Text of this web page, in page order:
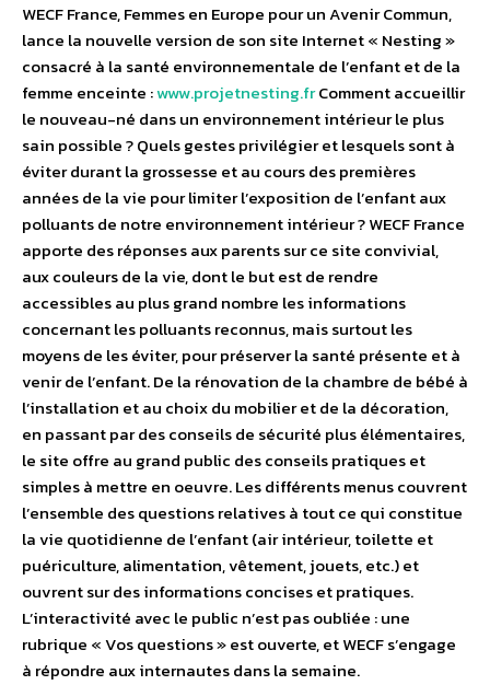
WECF France, Femmes en Europe pour un Avenir Commun,
lance la nouvelle version de son site Internet « Nesting »
consacré à la santé environnementale de l’enfant et de la
femme enceinte :www.projetnesting.frComment accueillir
le nouveau-né dans un environnement intérieur le plus
sain possible ? Quels gestes privilégier et lesquels sont à
éviter durant la grossesse et au cours des premières
années de la vie pour limiter l’exposition de l’enfant aux
polluants de notre environnement intérieur ? WECF France
apporte des réponses aux parents sur ce site convivial,
aux couleurs de la vie, dont le but est de rendre
accessibles au plus grand nombre les informations
concernant les polluants reconnus, mais surtout les
moyens de les éviter, pour préserver la santé présente et à
venir de l’enfant. De la rénovation de la chambre de bébé à
l’installation et au choix du mobilier et de la décoration,
en passant par des conseils de sécurité plus élémentaires,
le site offre au grand public des conseils pratiques et
simples à mettre en oeuvre. Les différents menus couvrent
l’ensemble des questions relatives à tout ce qui constitue
la vie quotidienne de l’enfant (air intérieur, toilette et
puériculture, alimentation, vêtement, jouets, etc.) et
ouvrent sur des informations concises et pratiques.
L’interactivité avec le public n’est pas oubliée : une
rubrique « Vos questions » est ouverte, et WECF s’engage
à répondre aux internautes dans la semaine.